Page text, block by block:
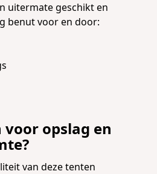
uitermate geschikt en
benut voor en door:
voor opslag en
van deze tenten